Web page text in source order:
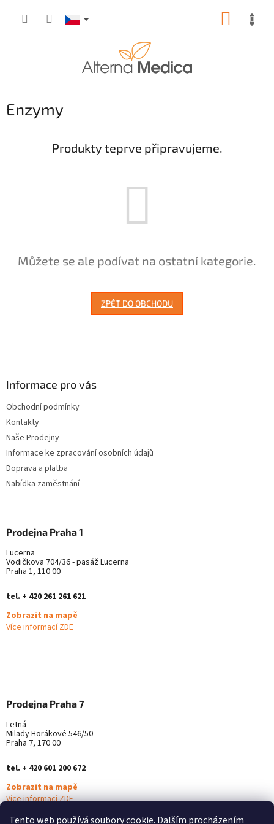
Tento web používá soubory cookie. Dalším procházením
Enzymy
Produkty teprve připravujeme.
Můžete se ale podívat na ostatní kategorie.
ZPĚT DO OBCHODU
Informace pro vás
Obchodní podmínky
Kontakty
Naše Prodejny
Informace ke zpracování osobních údajů
Doprava a platba
Nabídka zaměstnání
Prodejna Praha 1
Lucerna
Vodičkova 704/36 - pasáž Lucerna
Praha 1, 110 00
tel. + 420 261 261 621
Zobrazit na mapě
Více informací ZDE
Prodejna Praha 7
Letná
Milady Horákové 546/50
Praha 7, 170 00
tel. + 420 601 200 672
Zobrazit na mapě
Více informací ZDE